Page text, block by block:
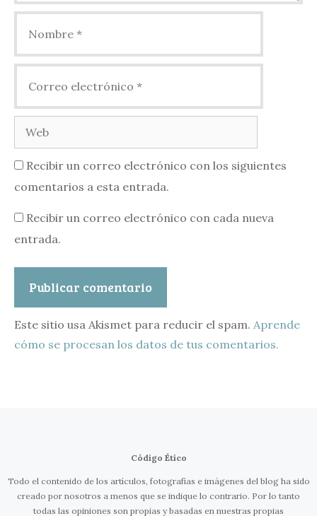
electrónico
Recibir un correo electrónico con los siguientes
comentarios a esta entrada.
Recibir un correo electrónico con cada nueva
entrada.
Este sitio usa Akismet para reducir el spam. Aprende
cómo se procesan los datos de tus comentarios.
Código Ético
Todo el contenido de los artículos, fotografías e imágenes del blog ha sido
creado por nosotros a menos que se indique lo contrario. Por lo tanto
todas las opiniones son propias y basadas en nuestras propias